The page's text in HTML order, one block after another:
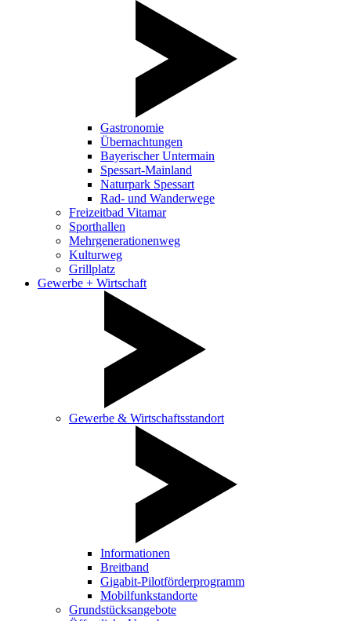
Gastronomie
Übernachtungen
Bayerischer Untermain
Spessart-Mainland
Naturpark Spessart
Rad- und Wanderwege
Freizeitbad Vitamar
Sporthallen
Mehrgenerationenweg
Kulturweg
Grillplatz
Gewerbe + Wirtschaft
Gewerbe & Wirtschaftsstandort
Informationen
Breitband
Gigabit-Pilotförderprogramm
Mobilfunkstandorte
Grundstücksangebote